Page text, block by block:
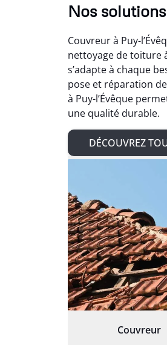
Nos solutions
Couvreur à Puy-
nettoyage de toiture
s’adapte à chaque
pose et réparation
à Puy-l’Évêque
une qualité durable.
DÉCOUVREZ
Couvreur